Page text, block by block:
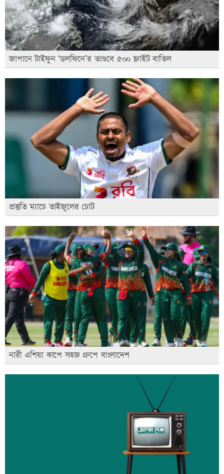
জাপানে টাইফুন ‘ডলফিনে’র তাণ্ডবে ৫০০ ফ্লাইট বাতিল
প্রস্তুতি ম্যাচে তাইজুলের চোট
নারী এশিয়া কাপে সহজ গ্রুপে বাংলাদেশ